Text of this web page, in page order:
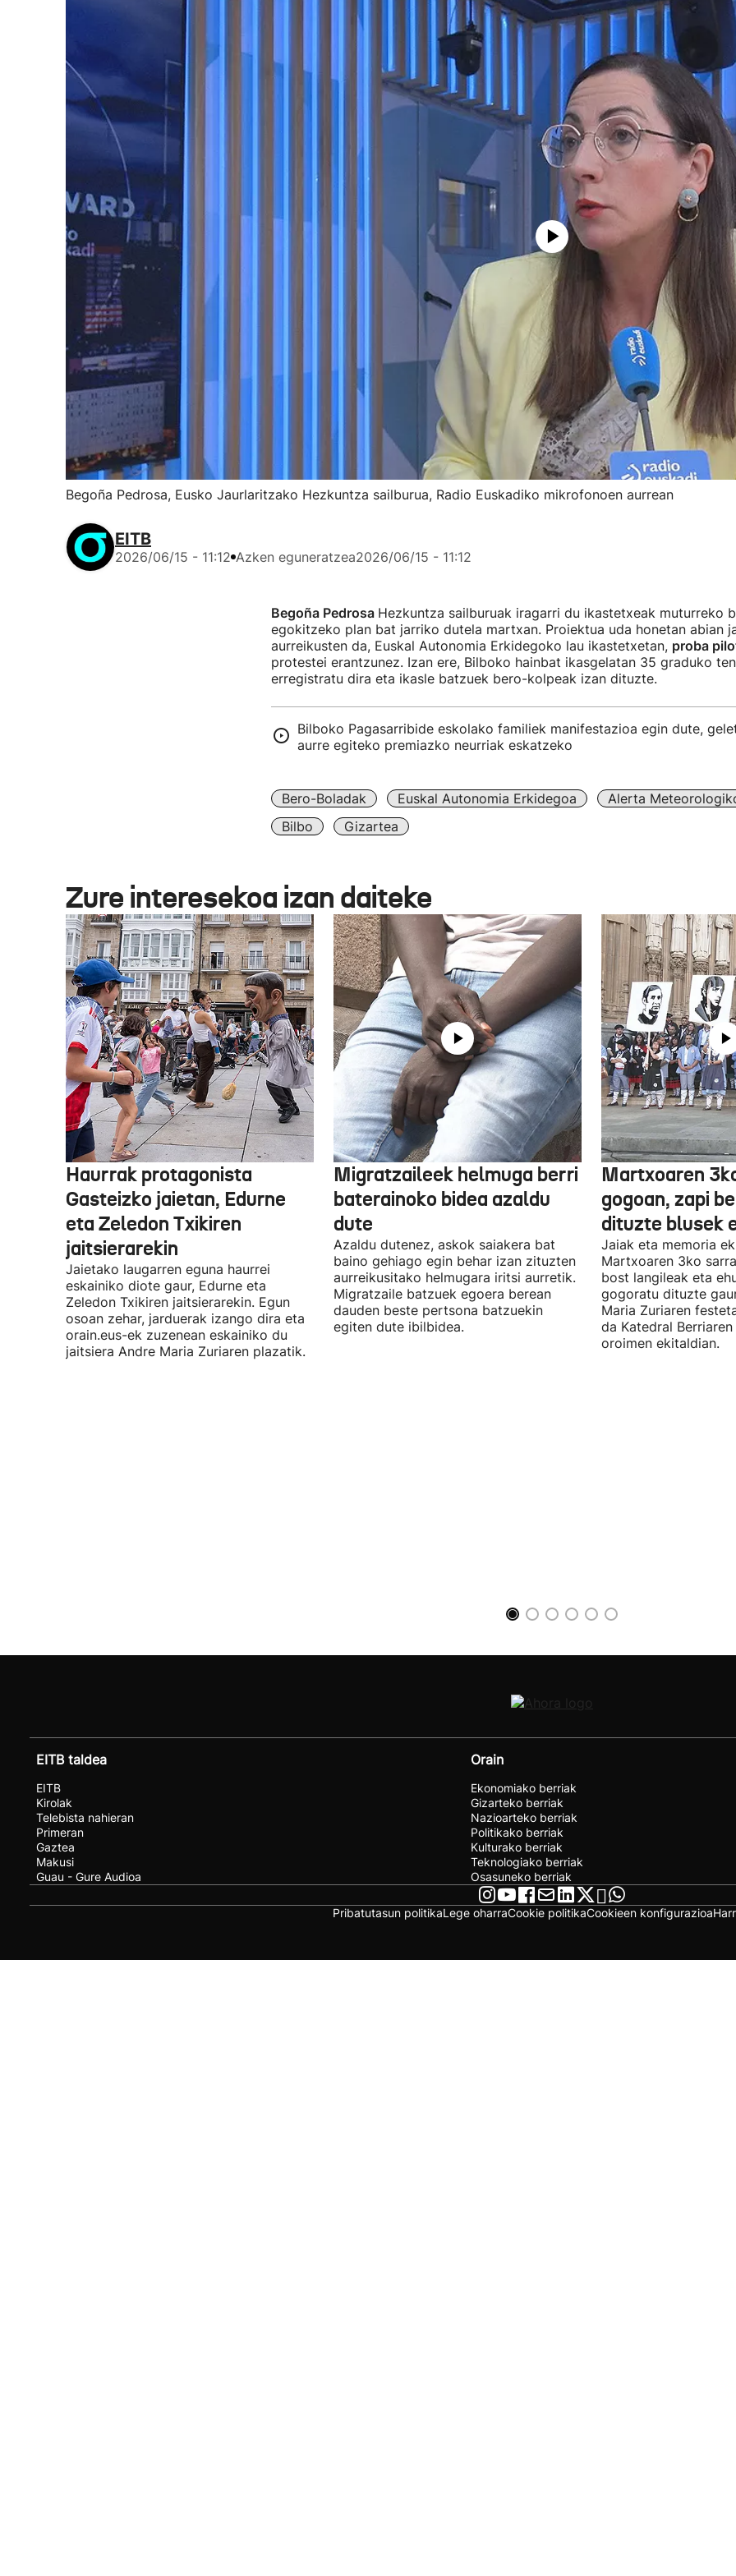
Begoña Pedrosa, Eusko Jaurlaritzako Hezkuntza sailburua, Radio Euskadiko mikrofonoen aurrean
EITB
2026/06/15 - 11:12 Azken eguneratzea2026/06/15 - 11:12
Begoña Pedrosa Hezkuntza sailburuak iragarri du ikastetxeak muturreko
egokitzeko plan bat jarriko dutela martxan. Proiektua uda honetan abian
aurreikusten da, Euskal Autonomia Erkidegoko lau ikastetxetan, proba
protestei erantzunez. Izan ere, Bilboko hainbat ikasgelatan 35 graduko
erregistratu dira eta ikasle batzuek bero-kolpeak izan dituzte.
Bilboko Pagasarribide eskolako familiek manifestazioa egin dute,
aurre egiteko premiazko neurriak eskatzeko
Bero-Boladak Euskal Autonomia Erkidegoa
Alerta
Bilbo
Gizartea
Zure interesekoa izan daiteke
Haurrak protagonista
Gasteizko jaietan, Edurne
eta Zeledon Txikiren
jaitsierarekin
Jaietako laugarren eguna haurrei
eskainiko diote gaur, Edurne eta
Zeledon Txikiren jaitsierarekin. Egun
osoan zehar, jarduerak izango dira eta
orain.eus-ek zuzenean eskainiko du
jaitsiera Andre Maria Zuriaren plazatik.
Migratzaileek helmuga berri
baterainoko bidea azaldu
dute
Azaldu dutenez, askok saiakera bat
baino gehiago egin behar izan zituzten
aurreikusitako helmugara iritsi aurretik.
Migratzaile batzuek egoera berean
dauden beste pertsona batzuekin
egiten dute ibilbidea.
Martxoaren
gogoan, zapi
dituzte blusek
Jaiak eta memoria
Martxoaren 3ko
bost langileak eta
gogoratu dituzte
Maria Zuriaren
da Katedral
oroimen ekitaldian.
EITB taldea
EITB
Kirolak
Telebista nahieran
Primeran
Gaztea
Makusi
Guau - Gure Audioa
Orain
Ekonomiako berriak
Gizarteko berriak
Nazioarteko berriak
Politikako berriak
Kulturako berriak
Teknologiako berriak
Osasuneko berriak
Pribatutasun politikaLege oharraCookie politikaCookieen konfigurazioa